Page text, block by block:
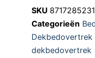
SKU
Categorieën
Dekbedovertrek
dekbedovertrek